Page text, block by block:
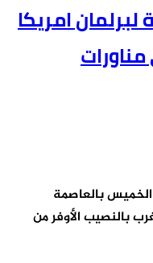
امريكا
بالعاصمة
بالنصيب الأوفر من